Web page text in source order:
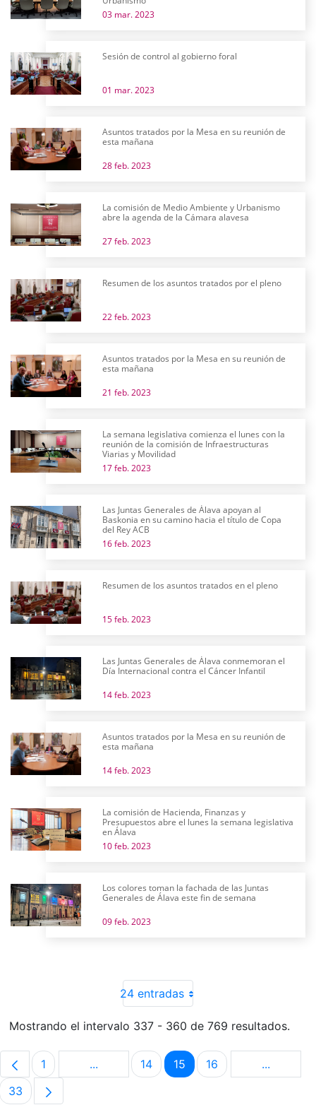
03 mar. 2023
Sesión de control al gobierno foral
01 mar. 2023
Asuntos tratados por la Mesa en su reunión de
esta mañana
28 feb. 2023
La comisión de Medio Ambiente y Urbanismo
abre la agenda de la Cámara alavesa
27 feb. 2023
Resumen de los asuntos tratados por el pleno
22 feb. 2023
Asuntos tratados por la Mesa en su reunión de
esta mañana
21 feb. 2023
La semana legislativa comienza el lunes con la
reunión de la comisión de Infraestructuras
Viarias y Movilidad
17 feb. 2023
Las Juntas Generales de Álava apoyan al
Baskonia en su camino hacia el título de Copa
del Rey ACB
16 feb. 2023
Resumen de los asuntos tratados en el pleno
15 feb. 2023
Las Juntas Generales de Álava conmemoran el
Día Internacional contra el Cáncer Infantil
14 feb. 2023
Asuntos tratados por la Mesa en su reunión de
esta mañana
14 feb. 2023
La comisión de Hacienda, Finanzas y
Presupuestos abre el lunes la semana legislativa
en Álava
10 feb. 2023
Los colores toman la fachada de las Juntas
Generales de Álava este fin de semana
09 feb. 2023
24 entradas
Mostrando el intervalo 337 - 360 de 769 resultados.
Página
1 ...Páginas intermedias Use TAB para
Página
14 Página
15 Página
16 ...Páginas
Página
33